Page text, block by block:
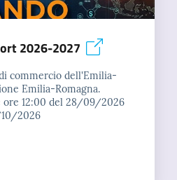
2026-2027
commercio dell'Emilia-
Emilia-Romagna.
ore 12:00 del 28/09/2026
2026